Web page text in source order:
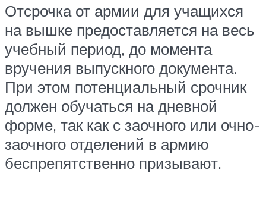
Отсрочка от армии для учащихся
на вышке предоставляется на весь
учебный период, до момента
вручения выпускного документа.
При этом потенциальный срочник
должен обучаться на дневной
форме, так как с заочного или очно-
заочного отделений в армию
беспрепятственно призывают.